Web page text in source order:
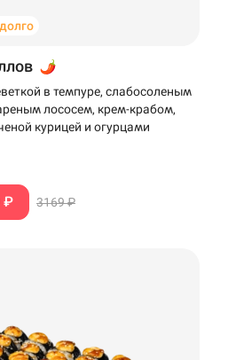
в темпуре, слабосоленым
лососем, крем-крабом,
курицей и огурцами
₽ 3169 ₽